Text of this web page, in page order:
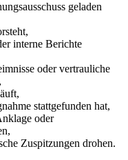
geladen
interne Berichte
oder vertrauliche
stattgefunden hat,
oder
Zuspitzungen drohen.